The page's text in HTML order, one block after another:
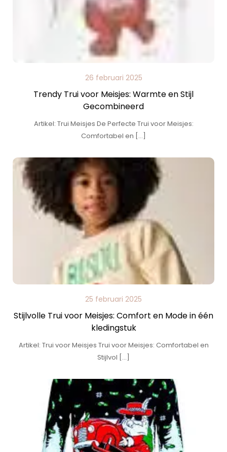
26 februari 2025
Trendy Trui voor Meisjes: Warmte en Stijl
Gecombineerd
Artikel: Trui Meisjes De Perfecte Trui voor Meisjes:
Comfortabel en […]
25 februari 2025
Stijlvolle Trui voor Meisjes: Comfort en Mode in één
kledingstuk
Artikel: Trui voor Meisjes Trui voor Meisjes: Comfortabel en
Stijlvol […]